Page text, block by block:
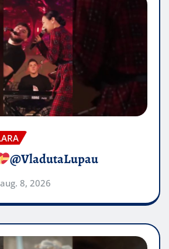
@VladutaLupau
aug. 8, 2026